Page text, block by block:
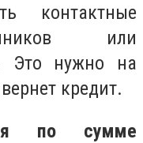
контактные
или
Это нужно на
кредит.
по сумме